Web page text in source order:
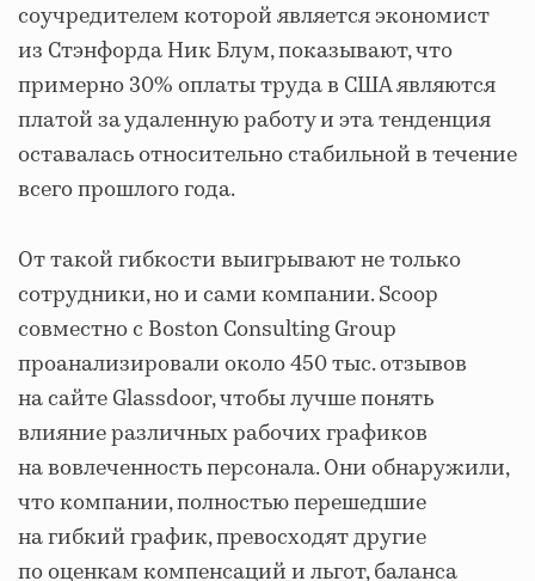
соучредителем которой является экономист
из Стэнфорда Ник Блум, показывают, что
примерно 30% оплаты труда в США являются
платой за удаленную работу и эта тенденция
оставалась относительно стабильной в течение
всего прошлого года.
От такой гибкости выигрывают не только
сотрудники, но и сами компании. Scoop
совместно с Boston Consulting Group
проанализировали около 450 тыс. отзывов
на сайте Glassdoor, чтобы лучше понять
влияние различных рабочих графиков
на вовлеченность персонала. Они обнаружили,
что компании, полностью перешедшие
на гибкий график, превосходят другие
по оценкам компенсаций и льгот, баланса